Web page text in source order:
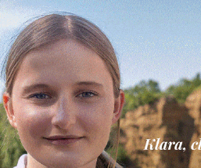
Cronaca
Autostrada,
Firenze sud e
Glenda Venturini - 7
Calcio
Il Terranuova
Grosseto per